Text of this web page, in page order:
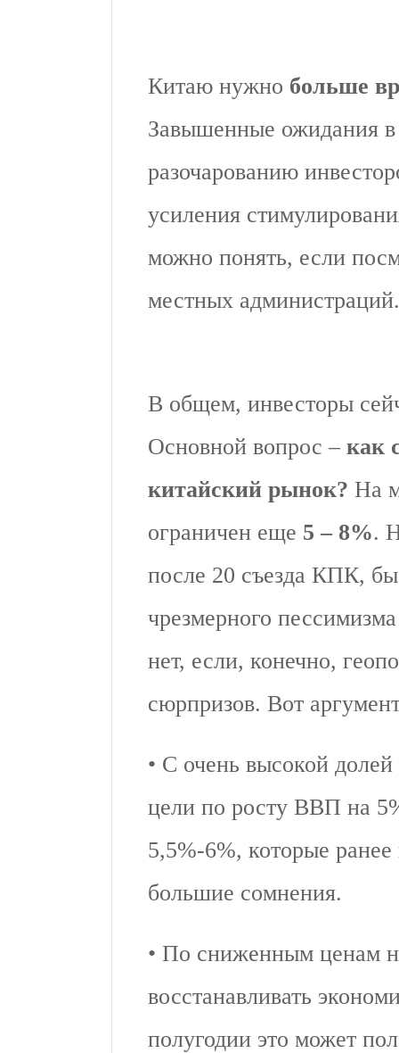
Китаю нужно больше
Завышенные ожидания в
разочарованию
усиления
можно понять, если
местных администраций.
В общем, инвесторы
Основной вопрос – как
китайский рынок? На
ограничен еще 5 – 8%.
после 20 съезда КПК,
чрезмерного
нет, если, конечно,
сюрпризов. Вот
• С очень высокой
цели по росту ВВП на
5,5%-6%, которые
большие сомнения.
• По сниженным ценам
восстанавливать
полугодии это может